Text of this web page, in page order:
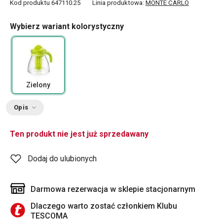
Kod produktu 647110.25 Linia produktowa: MONTE CARLO
Wybierz wariant kolorystyczny
Zielony
Opis
Ten produkt nie jest już sprzedawany
Dodaj do ulubionych
Darmowa rezerwacja w sklepie stacjonarnym
Dlaczego warto zostać członkiem Klubu
TESCOMA